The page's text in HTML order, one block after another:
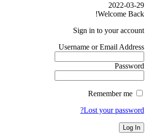
2022-03-29
Welcome Back!
Sign in to your account
Username or Email Address
Password
Lost your password?